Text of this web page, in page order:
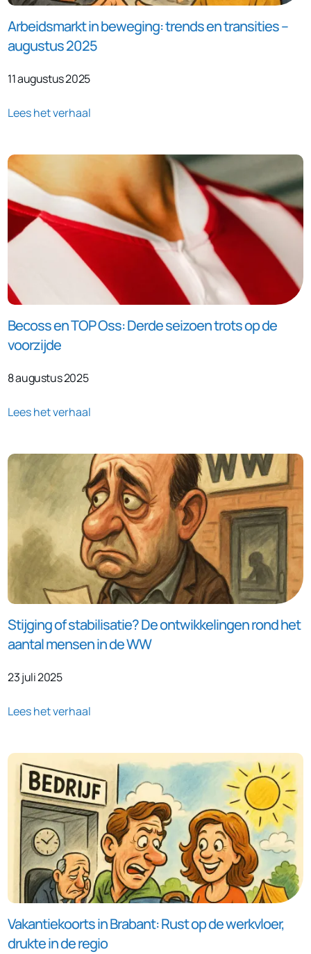
Arbeidsmarkt in beweging: trends en transities –
augustus 2025
11 augustus 2025
Lees het verhaal
Becoss en TOP Oss: Derde seizoen trots op de
voorzijde
8 augustus 2025
Lees het verhaal
Stijging of stabilisatie? De ontwikkelingen rond het
aantal mensen in de WW
23 juli 2025
Lees het verhaal
Vakantiekoorts in Brabant: Rust op de werkvloer,
drukte in de regio